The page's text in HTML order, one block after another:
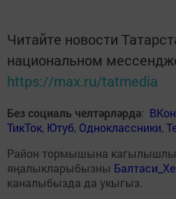
Читайте новости
национальном
https://max.ru/tatmedia
Без социаль челтәрләрдә:
ТикТок, Ютуб, Одноклассники,
Район тормышына
яңалыкларыбызны
каналыбызда да укыгыз.